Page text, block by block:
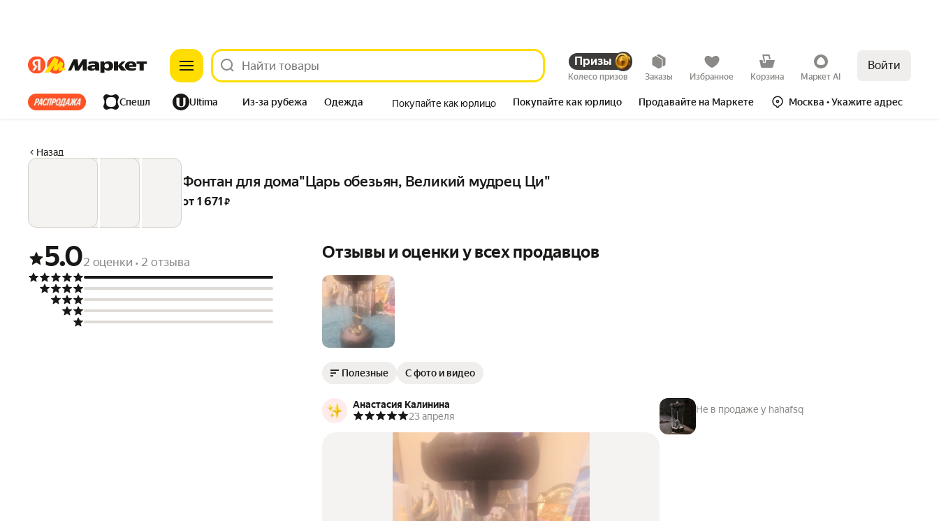
ЯндексЯндекс Призы
Колесо призов Заказы Избранное Корзина Маркет AI
Войти
Все хиты Спешл Ultima Из-за рубежа Одежда Покупайте как юрлицо Покупайте как юрлицо Продавайте на Маркете Москва • Укажите адрес
Назад
Фонтан для дома"Царь обезьян, Великий мудрец Ци"
от 1 671 ₽
5.02 оценки • 2 отзыва Отзывы и оценки у всех продавцов
Полезные С фото и видео
Анастасия Калинина
23 апреля
Не в продаже у hahafsq